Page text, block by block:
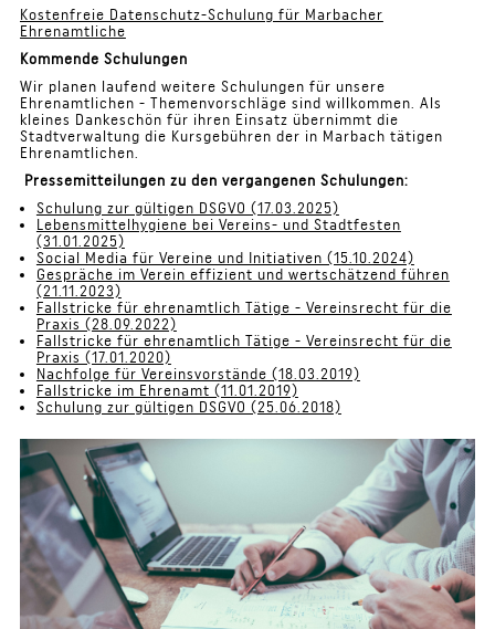
Kostenfreie Datenschutz-Schulung für Marbacher
Ehrenamtliche
Kommende Schulungen
Wir planen laufend weitere Schulungen für unsere
Ehrenamtlichen - Themenvorschläge sind willkommen. Als
kleines Dankeschön für ihren Einsatz übernimmt die
Stadtverwaltung die Kursgebühren der in Marbach tätigen
Ehrenamtlichen.
Pressemitteilungen zu den vergangenen Schulungen:
Schulung zur gültigen DSGVO (17.03.2025)
Lebensmittelhygiene bei Vereins- und Stadtfesten
(31.01.2025)
Social Media für Vereine und Initiativen (15.10.2024)
Gespräche im Verein effizient und wertschätzend führen
(21.11.2023)
Fallstricke für ehrenamtlich Tätige - Vereinsrecht für die
Praxis (28.09.2022)
Fallstricke für ehrenamtlich Tätige - Vereinsrecht für die
Praxis (17.01.2020)
Nachfolge für Vereinsvorstände (18.03.2019)
Fallstricke im Ehrenamt (11.01.2019)
Schulung zur gültigen DSGVO (25.06.2018)